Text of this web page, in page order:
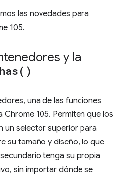
las novedades para
105.
y la
has( )
una de las funciones
Chrome 105. Permiten que los
un selector superior para
su tamaño y diseño, lo que
tenga su propia
sin importar dónde se